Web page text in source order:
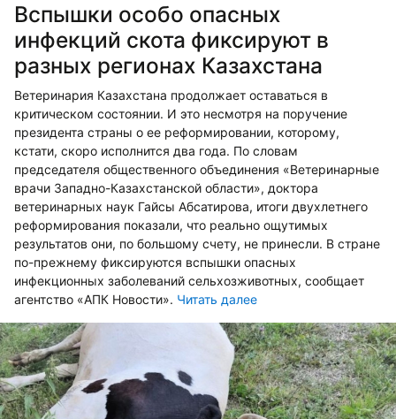
Вспышки особо опасных
инфекций скота фиксируют в
разных регионах Казахстана
Ветеринария Казахстана продолжает оставаться в
критическом состоянии. И это несмотря на поручение
президента страны о ее реформировании, которому,
кстати, скоро исполнится два года. По словам
председателя общественного объединения «Ветеринарные
врачи Западно-Казахстанской области», доктора
ветеринарных наук Гайсы Абсатирова, итоги двухлетнего
реформирования показали, что реально ощутимых
результатов они, по большому счету, не принесли. В стране
по-прежнему фиксируются вспышки опасных
инфекционных заболеваний сельхозживотных, сообщает
агентство «АПК Новости». Читать далее